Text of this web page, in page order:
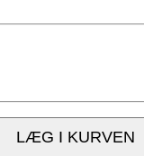
LÆG I KURVEN